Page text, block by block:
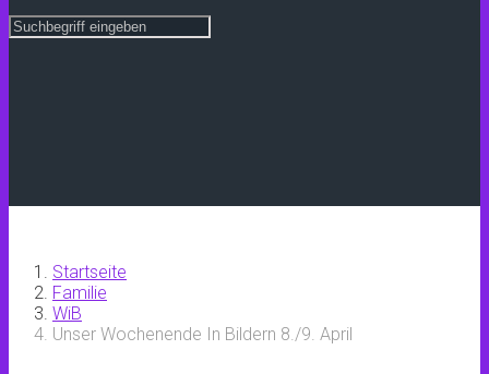
Startseite
Familie
WiB
Unser Wochenende In Bildern 8./9. April